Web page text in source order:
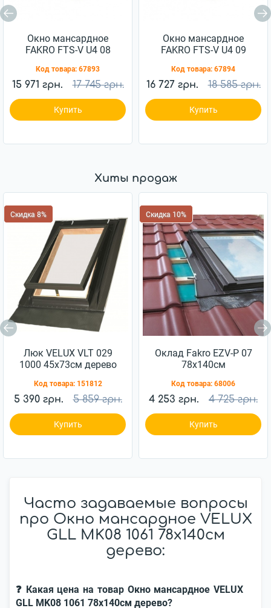
Окно мансардное
FAKRO FTS-V U4 08
Код товара: 67893
15 971 грн. 17 745 грн.
Купить
Окно мансардное
FAKRO FTS-V U4 09
Код товара: 67894
16 727 грн. 18 585 грн.
Купить
Хиты продаж
Скидка 8%
Люк VELUX VLT 029
1000 45x73см дерево
Код товара: 151812
5 390 грн. 5 859 грн.
Купить
Скидка 10%
Оклад Fakro EZV-P 07
78x140см
Код товара: 68006
4 253 грн. 4 725 грн.
Купить
Часто задаваемые вопросы
про Окно мансардное VELUX
GLL MK08 1061 78x140см
дерево:
❓ Какая цена на товар Окно мансардное VELUX
GLL MK08 1061 78x140см дерево?